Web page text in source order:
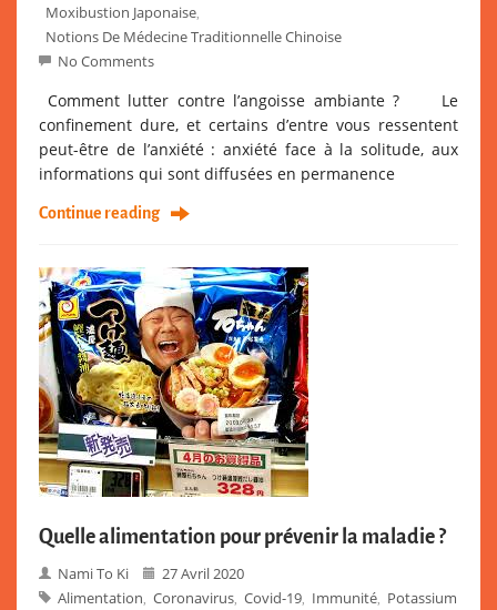
Moxibustion Japonaise
Notions De Médecine Traditionnelle Chinoise
No Comments
Comment lutter contre l’angoisse ambiante ? Le
confinement dure, et certains d’entre vous ressentent
peut-être de l’anxiété : anxiété face à la solitude, aux
informations qui sont diffusées en permanence
Continue reading
Quelle alimentation pour prévenir la maladie ?
Nami To Ki
27 Avril 2020
Alimentation Coronavirus Covid-19 Immunité Potassium